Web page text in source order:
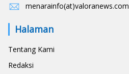
menarainfo(at)valoranews.com
Halaman
Tentang Kami
Redaksi